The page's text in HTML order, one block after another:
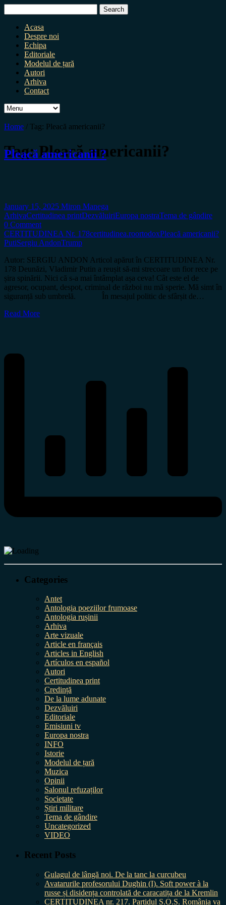
for:
Acasa
Despre noi
Echipa
Editoriale
Modelul de țară
Autori
Arhiva
Contact
Home / Tag: Pleacă americanii?
Tag:Pleacă americanii?
Pleacă americanii ?
January 15, 2025 Miron Manega
ArhivaCertitudinea printDezvăluiriEuropa nostraTema de gândire
0 Comment
CERTITUDINEA Nr. 178certitudinea.roortodoxPleacă americanii?
PutiSergiu AndonTrump
Autor: SERGIU ANDON Articol apărut în CERTITUDINEA Nr.
178 Deunăzi, Vladimir Putin a reușit să-mi strecoare un fior rece pe
șira spinării. Nici că s-a mai întâmplat așa ceva! Cât este el de
agresor, ocupant, despot, criminal de război nu mă sperie. Mă simt în
siguranță sub umbrelă. În mesajul politic de sfârșit de…
Read More
Categories
Antet
Antologia poeziilor frumoase
Antologia rușinii
Arhiva
Arte vizuale
Article en français
Articles in English
Artículos en español
Autori
Certitudinea print
Credință
De la lume adunate
Dezvăluiri
Editoriale
Emisiuni tv
Europa nostra
INFO
Istorie
Modelul de țară
Muzica
Opinii
Salonul refuzaților
Societate
Știri militare
Tema de gândire
Uncategorized
VIDEO
Recent Posts
Gulagul de lângă noi. De la tanc la curcubeu
Avatarurile profesorului Dughin (I). Soft power à la
russe și disidența controlată de caracatița de la Kremlin
CERTITUDINEA nr. 217. Partidul S.O.S. România va